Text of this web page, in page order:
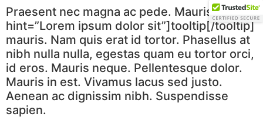
Skip
to
content
Praesent nec magna ac pede. Mauris [tooltip
hint=”Lorem ipsum dolor sit”]tooltip[/tooltip]
mauris. Nam quis erat id tortor. Phasellus at
nibh nulla nulla, egestas quam eu tortor orci,
id eros. Mauris neque. Pellentesque dolor.
Mauris in est. Vivamus lacus sed justo.
Aenean ac dignissim nibh. Suspendisse
sapien.